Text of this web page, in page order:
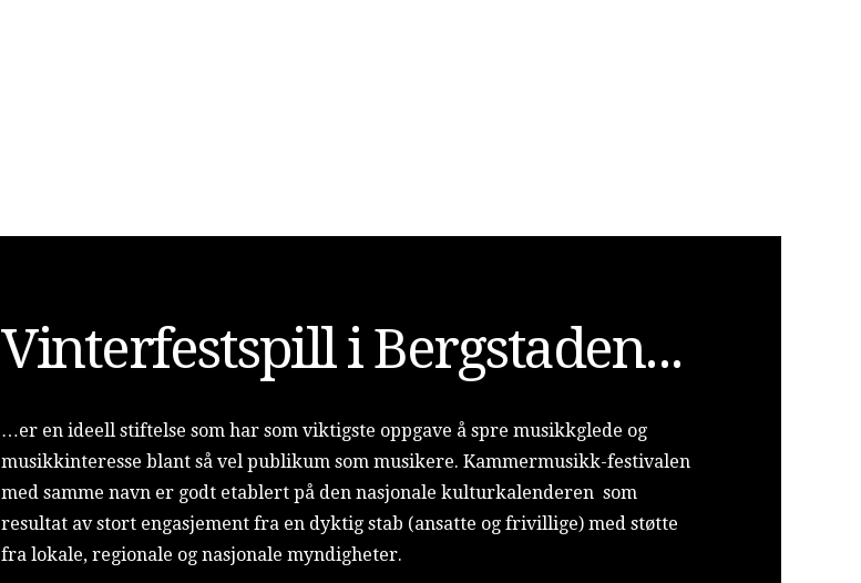
Vinterfestspill i Bergstaden...
…er en ideell stiftelse som har som viktigste oppgave å spre musikkglede og
musikkinteresse blant så vel publikum som musikere. Kammermusikk-festivalen
med samme navn er godt etablert på den nasjonale kulturkalenderen som
resultat av stort engasjement fra en dyktig stab (ansatte og frivillige) med støtte
fra lokale, regionale og nasjonale myndigheter.